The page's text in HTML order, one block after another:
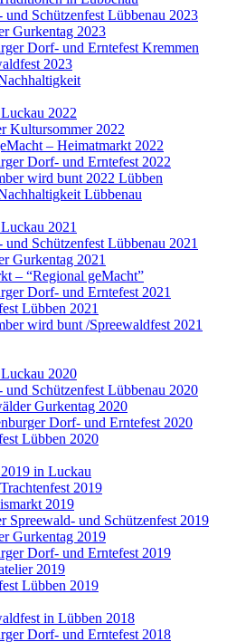
und Schützenfest Lübbenau 2023
Gurkentag 2023
Dorf- und Erntefest Kremmen
2023
2022
Kultursommer 2022
– Heimatmarkt 2022
Dorf- und Erntefest 2022
wird bunt 2022 Lübben
Lübbenau
2021
und Schützenfest Lübbenau 2021
Gurkentag 2021
– “Regional geMacht”
Dorf- und Erntefest 2021
Lübben 2021
wird bunt /Spreewaldfest 2021
2020
und Schützenfest Lübbenau 2020
Gurkentag 2020
Dorf- und Erntefest 2020
Lübben 2020
in Luckau
2019
2019
Spreewald- und Schützenfest 2019
Gurkentag 2019
Dorf- und Erntefest 2019
2019
Lübben 2019
in Lübben 2018
Dorf- und Erntefest 2018